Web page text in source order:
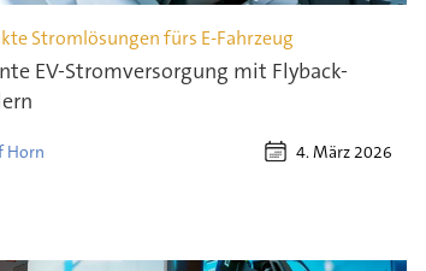
Stromlösungen fürs E-Fahrzeug
EV-Stromversorgung mit Flyback-
Horn 4. März 2026